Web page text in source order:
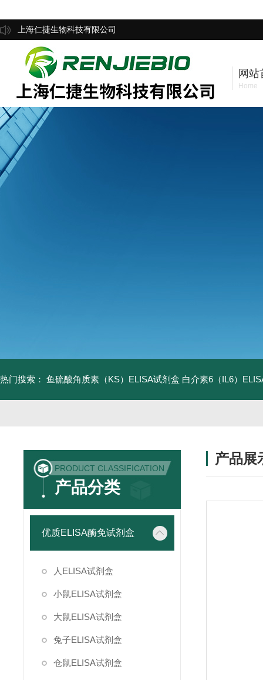
上海仁捷生物科技有限公司
网站
Home
热门搜索： 鱼硫酸角质素（KS）ELISA试剂盒 白介素6（IL6）
PRODUCT CLASSIFICATION
产品分类
优质ELISA酶免试剂盒
人ELISA试剂盒
小鼠ELISA试剂盒
大鼠ELISA试剂盒
兔子ELISA试剂盒
仓鼠ELISA试剂盒
产品展